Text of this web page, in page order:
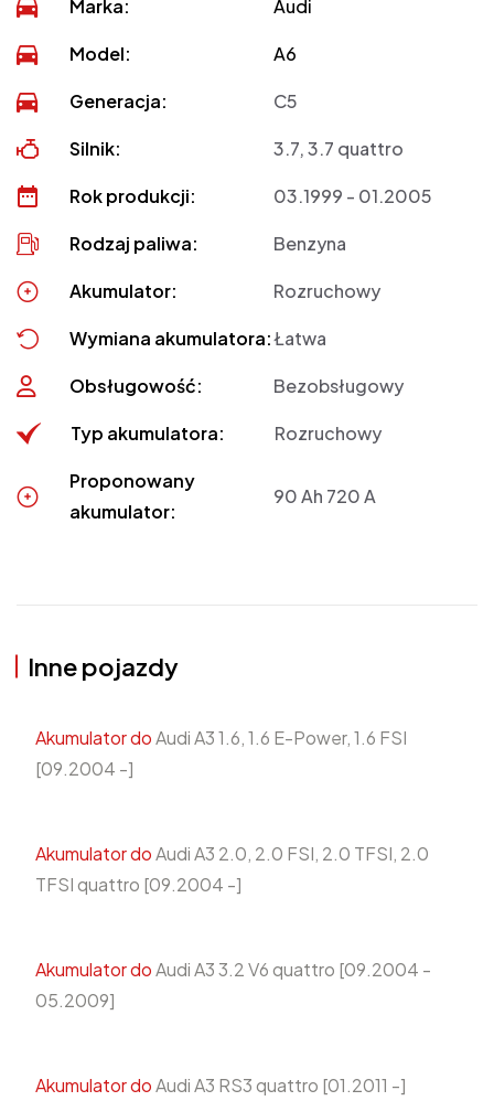
Marka: Audi
Model: A6
Generacja: C5
Silnik: 3.7, 3.7 quattro
Rok produkcji: 03.1999 - 01.2005
Rodzaj paliwa: Benzyna
Akumulator: Rozruchowy
Wymiana akumulatora:Łatwa
Obsługowość: Bezobsługowy
Typ akumulatora: Rozruchowy
Proponowany
akumulator:
90 Ah 720 A
Inne pojazdy
Akumulator doAudi A3 1.6, 1.6 E-Power, 1.6 FSI
[09.2004 -]
Akumulator doAudi A3 2.0, 2.0 FSI, 2.0 TFSI, 2.0
TFSI quattro [09.2004 -]
Akumulator doAudi A3 3.2 V6 quattro [09.2004 -
05.2009]
Akumulator doAudi A3 RS3 quattro [01.2011 -]